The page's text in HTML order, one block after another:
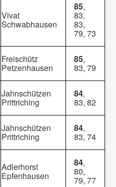
Vivat
Schwabhausen
85,
83,
83,
79, 73
Freischütz
Petzenhausen
85,
83, 79
Jahnschützen
Prittriching
84,
83, 82
Jahnschützen
Prittriching
84,
83, 74
Adlerhorst
Epfenhausen
84,
80,
79, 77